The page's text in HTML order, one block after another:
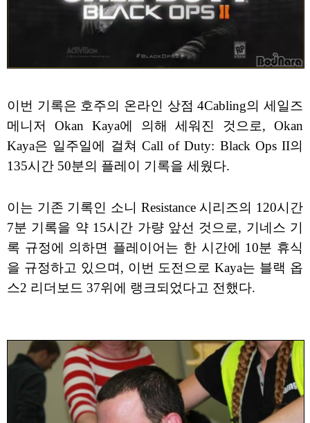
이번 기록은 호주의 온라인 상점 4Cabling의 세일즈
메니저 Okan Kaya에 의해 세워진 것으로, Okan
Kaya은 일주일에 걸쳐 Call of Duty: Black Ops II의
135시간 50분의 플레이 기록을 세웠다.
이는 기존 기록인 소니 Resistance 시리즈의 120시간
7분 기록을 약 15시간 가량 앞선 것으로, 기네스 기
록 규정에 의하면 플레이어는 한 시간에 10분 휴식
을 규정하고 있으며, 이번 도전으로 Kaya는 블랙 옵
스2 리더보드 37위에 랭크되었다고 전했다.